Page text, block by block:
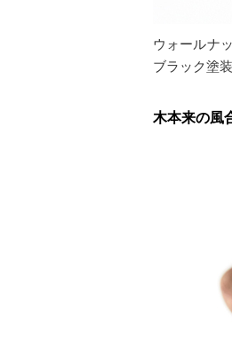
ウォールナ
ブラック塗
木本来の風